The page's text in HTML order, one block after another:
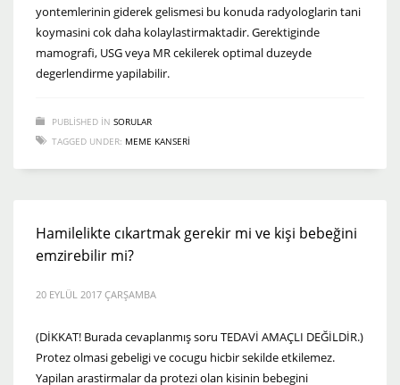
yontemlerinin giderek gelismesi bu konuda radyologlarin tani
koymasini cok daha kolaylastirmaktadir. Gerektiginde
mamografi, USG veya MR cekilerek optimal duzeyde
degerlendirme yapilabilir.
PUBLISHED IN SORULAR
TAGGED UNDER: MEME KANSERI
Hamilelikte cıkartmak gerekir mi ve kişi bebeğini
emzirebilir mi?
20 EYLÜL 2017 ÇARŞAMBA
(DİKKAT! Burada cevaplanmış soru TEDAVİ AMAÇLI DEĞİLDİR.)
Protez olmasi gebeligi ve cocugu hicbir sekilde etkilemez.
Yapilan arastirmalar da protezi olan kisinin bebegini